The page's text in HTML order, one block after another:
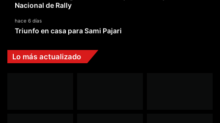
Nacional de Rally
hace 6 días
Triunfo en casa para Sami Pajari
Lo más actualizado